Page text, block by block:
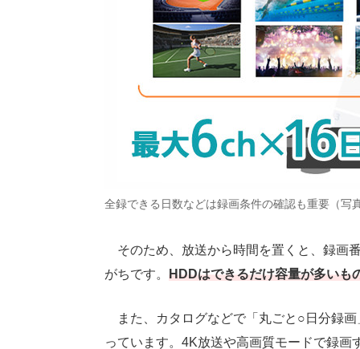
全録できる日数などは録画条件の確認も重要（写
そのため、放送から時間を置くと、録画
がちです。 HDDはできるだけ容量が多いも
また、カタログなどで「丸ごと○日分録
っています。4K放送や高画質モードで録